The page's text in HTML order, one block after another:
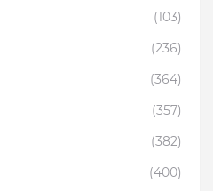
(103)
(236)
(364)
(357)
(382)
(400)